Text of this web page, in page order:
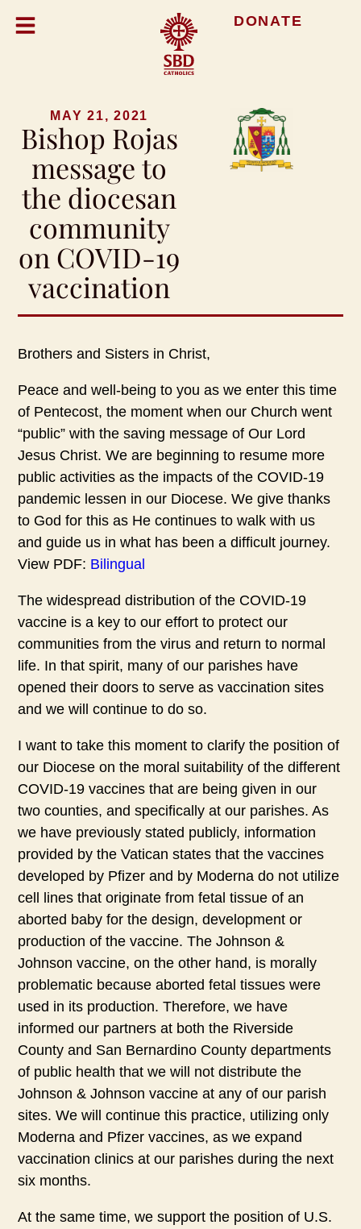
DONATE
MAY 21, 2021
Bishop Rojas
message to
the diocesan
community
on COVID-19
vaccination
Brothers and Sisters in Christ,
Peace and well-being to you as we enter this time
of Pentecost, the moment when our Church went
“public” with the saving message of Our Lord
Jesus Christ. We are beginning to resume more
public activities as the impacts of the COVID-19
pandemic lessen in our Diocese. We give thanks
to God for this as He continues to walk with us
and guide us in what has been a difficult journey.
View PDF: Bilingual
The widespread distribution of the COVID-19
vaccine is a key to our effort to protect our
communities from the virus and return to normal
life. In that spirit, many of our parishes have
opened their doors to serve as vaccination sites
and we will continue to do so.
I want to take this moment to clarify the position of
our Diocese on the moral suitability of the different
COVID-19 vaccines that are being given in our
two counties, and specifically at our parishes. As
we have previously stated publicly, information
provided by the Vatican states that the vaccines
developed by Pfizer and by Moderna do not utilize
cell lines that originate from fetal tissue of an
aborted baby for the design, development or
production of the vaccine. The Johnson &
Johnson vaccine, on the other hand, is morally
problematic because aborted fetal tissues were
used in its production. Therefore, we have
informed our partners at both the Riverside
County and San Bernardino County departments
of public health that we will not distribute the
Johnson & Johnson vaccine at any of our parish
sites. We will continue this practice, utilizing only
Moderna and Pfizer vaccines, as we expand
vaccination clinics at our parishes during the next
six months.
At the same time, we support the position of U.S.